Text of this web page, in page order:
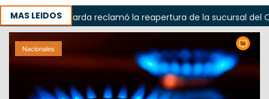
MAS LEIDOSOdarda reclamó la reapertura de la sucursal del
Nacionales